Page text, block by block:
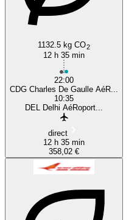
1132.5 kg CO2
12 h 35 min
22:00
CDG Charles De Gaulle AéR...
10:35
DEL Delhi AéRoport...
direct
12 h 35 min
358,02 €